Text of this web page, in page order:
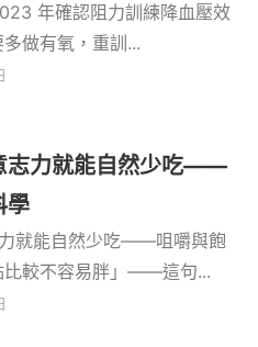
年確認阻力訓練降血壓效
做有氧，重訓...
志力就能自然少吃——
學
就能自然少吃——咀嚼與飽
比較不容易胖」——這句...